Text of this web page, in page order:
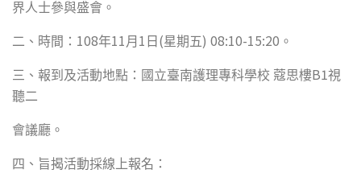
界人士參與盛會。
二、時間： 108年11 月 1 日 (星期五) 08:10-15:20 。
三、報到及活動地點：國立臺南護理專科學校 蔻思樓B1視
聽二
會議廳。
四、旨揭活動採線上報名：